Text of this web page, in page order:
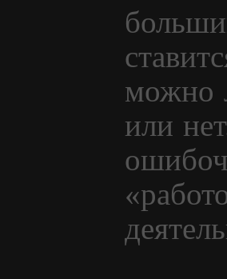
можно
или